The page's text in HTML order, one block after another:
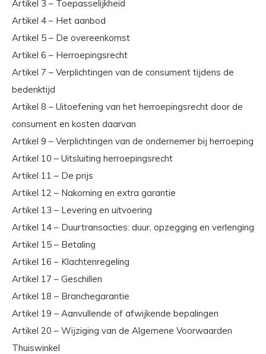
Artikel 3 – Toepasselijkheid
Artikel 4 – Het aanbod
Artikel 5 – De overeenkomst
Artikel 6 – Herroepingsrecht
Artikel 7 – Verplichtingen van de consument tijdens de
bedenktijd
Artikel 8 – Uitoefening van het herroepingsrecht door de
consument en kosten daarvan
Artikel 9 – Verplichtingen van de ondernemer bij herroeping
Artikel 10 – Uitsluiting herroepingsrecht
Artikel 11 – De prijs
Artikel 12 – Nakoming en extra garantie
Artikel 13 – Levering en uitvoering
Artikel 14 – Duurtransacties: duur, opzegging en verlenging
Artikel 15 – Betaling
Artikel 16 – Klachtenregeling
Artikel 17 – Geschillen
Artikel 18 – Branchegarantie
Artikel 19 – Aanvullende of afwijkende bepalingen
Artikel 20 – Wijziging van de Algemene Voorwaarden
Thuiswinkel